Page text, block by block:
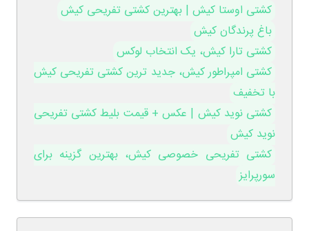
کشتی اوستا کیش | بهترین کشتی تفریحی کیش
باغ پرندگان کیش
کشتی تارا کیش، یک انتخاب لوکس
کشتی امپراطور کیش، جدید ترین کشتی تفریحی کیش
با تخفیف
کشتی نوید کیش | عکس + قیمت بلیط کشتی تفریحی
نوید کیش
کشتی تفریحی خصوصی کیش، بهترین گزینه برای
سورپرایز